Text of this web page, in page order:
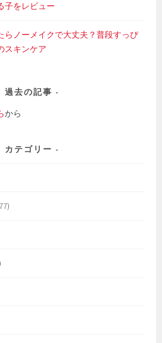
子をレビュー
らノーメイクで大丈夫？普段すっぴ
スキンケア
過去の記事
から
カテゴリー